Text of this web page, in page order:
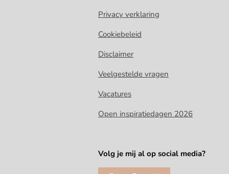
Privacy verklaring
Cookiebeleid
Disclaimer
Veelgestelde vragen
Vacatures
Open inspiratiedagen 2026
Volg je mij al op social media?